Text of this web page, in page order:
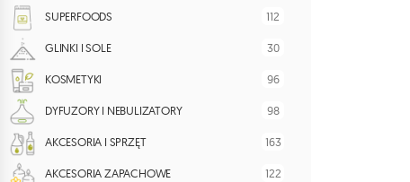
SUPERFOODS 112
GLINKI I SOLE 30
KOSMETYKI 96
DYFUZORY I NEBULIZATORY 98
AKCESORIA I SPRZĘT 163
AKCESORIA ZAPACHOWE 122